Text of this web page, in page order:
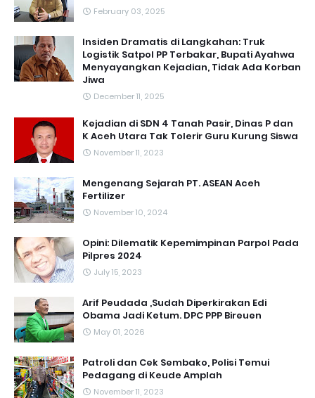
February 03, 2025
Insiden Dramatis di Langkahan: Truk
Logistik Satpol PP Terbakar, Bupati Ayahwa
Menyayangkan Kejadian, Tidak Ada Korban
Jiwa
December 11, 2025
Kejadian di SDN 4 Tanah Pasir, Dinas P dan
K Aceh Utara Tak Tolerir Guru Kurung Siswa
November 11, 2023
Mengenang Sejarah PT. ASEAN Aceh
Fertilizer
November 10, 2024
Opini: Dilematik Kepemimpinan Parpol Pada
Pilpres 2024
July 15, 2023
Arif Peudada ,Sudah Diperkirakan Edi
Obama Jadi Ketum. DPC PPP Bireuen
May 01, 2026
Patroli dan Cek Sembako, Polisi Temui
Pedagang di Keude Amplah
November 11, 2023